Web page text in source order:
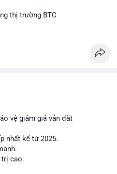
thị trường BTC
vệ giảm giá vẫn đắt
nhất kể từ 2025.
trị cao.